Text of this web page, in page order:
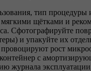
тип
щётками и
Сфотографируйте
и упакуйте их
рост
с
журнала